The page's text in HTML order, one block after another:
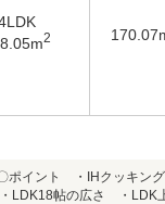
2
ポイント ・IHクッキン
LDK18帖の広さ ・LDK